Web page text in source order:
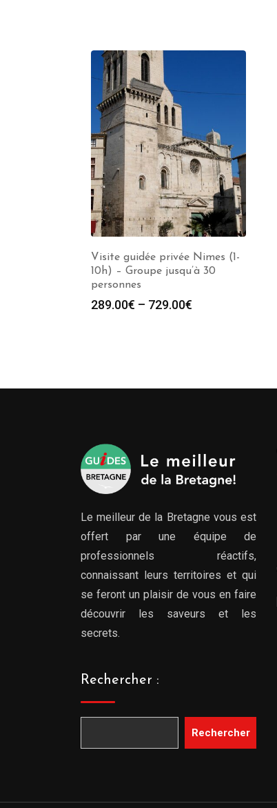
Visite guidée privée Nimes (1-
10h) – Groupe jusqu’à 30
personnes
289.00€ – 729.00€
Le meilleur de la Bretagne vous est
offert par une équipe de
professionnels réactifs,
connaissant leurs territoires et qui
se feront un plaisir de vous en faire
découvrir les saveurs et les
secrets.
Rechercher :
Rechercher